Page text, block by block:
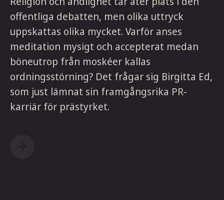
offentliga debatten, men olika uttryck
uppskattas olika mycket. Varför anses
meditation mysigt och accepterat medan
böneutrop från moskéer kallas
ordningsstörning? Det frågar sig Birgitta Ed,
som just lämnat sin framgångsrika PR-
karriär för prästyrket.